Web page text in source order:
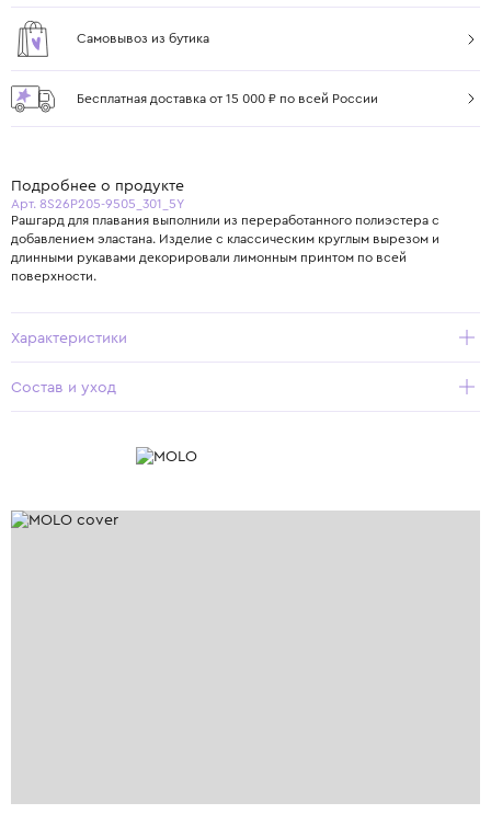
Самовывоз из бутика
Бесплатная доставка от 15 000 ₽ по всей России
Подробнее о продукте
Арт. 8S26P205-9505_301_5Y
Рашгард для плавания выполнили из переработанного полиэстера с
добавлением эластана. Изделие с классическим круглым вырезом и
длинными рукавами декорировали лимонным принтом по всей
поверхности.
Характеристики
Состав и уход